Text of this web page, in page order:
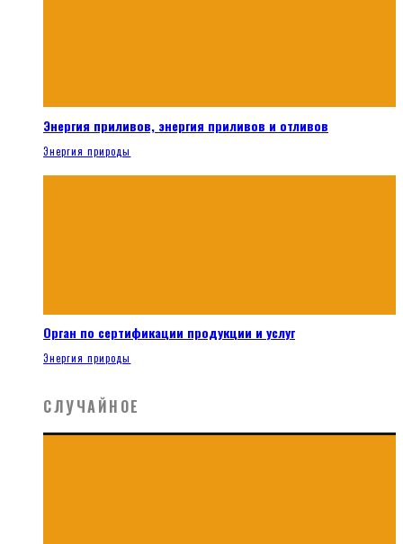
Энергия приливов, энергия приливов и отливов
Энергия природы
Орган по сертификации продукции и услуг
Энергия природы
СЛУЧАЙНОЕ